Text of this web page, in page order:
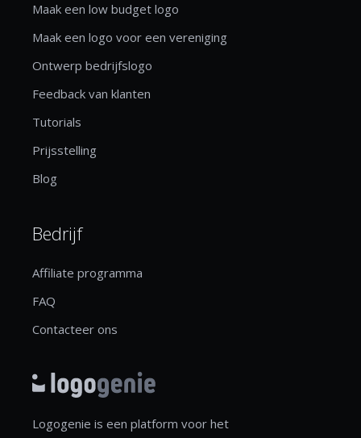
Maak een low budget logo
Maak een logo voor een vereniging
Ontwerp bedrijfslogo
Feedback van klanten
Tutorials
Prijsstelling
Blog
Bedrijf
Affiliate programma
FAQ
Contacteer ons
Logogenie is een platform voor het